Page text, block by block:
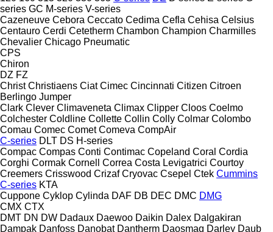
series GC M-series V-series
Cazeneuve Cebora Ceccato Cedima Cefla Cehisa Celsius
Centauro Cerdi Cetetherm Chambon Champion Charmilles
Chevalier Chicago Pneumatic
CPS
Chiron
DZ FZ
Christ Christiaens Ciat Cimec Cincinnati Citizen Citroen
Berlingo Jumper
Clark Clever Climaveneta Climax Clipper Cloos Coelmo
Colchester Coldline Collette Collin Colly Colmar Colombo
Comau Comec Comet Comeva CompAir
C-series DLT DS H-series
Compac Compas Conti Contimac Copeland Coral Cordia
Corghi Cormak Cornell Correa Costa Levigatrici Courtoy
Creemers Crisswood Crizaf Cryovac Csepel Ctek Cummins
C-series KTA
Cuppone Cyklop Cylinda DAF DB DEC DMC DMG
CMX CTX
DMT DN DW Dadaux Daewoo Daikin Dalex Dalgakiran
Dampak Danfoss Danobat Dantherm Daosmaq Darley Daub